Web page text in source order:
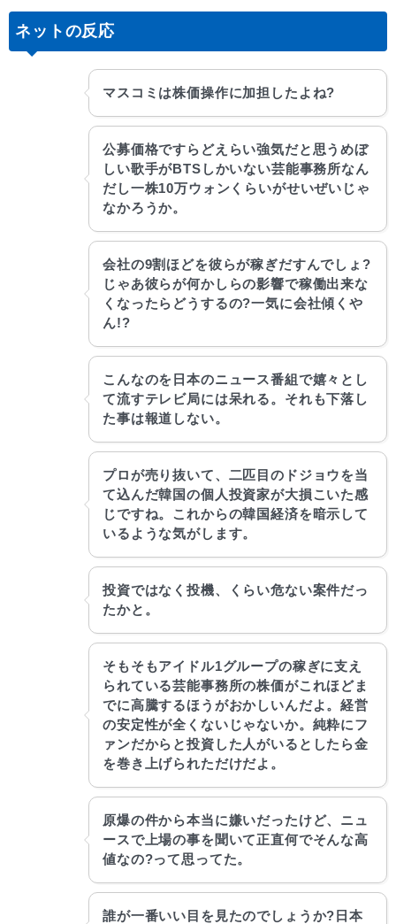
ネットの反応
マスコミは株価操作に加担したよね?
公募価格ですらどえらい強気だと思うめぼ
しい歌手がBTSしかいない芸能事務所なん
だし一株10万ウォンくらいがせいぜいじゃ
なかろうか。
会社の9割ほどを彼らが稼ぎだすんでしょ?
じゃあ彼らが何かしらの影響で稼働出来な
くなったらどうするの?一気に会社傾くや
ん!?
こんなのを日本のニュース番組で嬉々とし
て流すテレビ局には呆れる。それも下落し
た事は報道しない。
プロが売り抜いて、二匹目のドジョウを当
て込んだ韓国の個人投資家が大損こいた感
じですね。これからの韓国経済を暗示して
いるような気がします。
投資ではなく投機、くらい危ない案件だっ
たかと。
そもそもアイドル1グループの稼ぎに支え
られている芸能事務所の株価がこれほどま
でに高騰するほうがおかしいんだよ。経営
の安定性が全くないじゃないか。純粋にフ
ァンだからと投資した人がいるとしたら金
を巻き上げられただけだよ。
原爆の件から本当に嫌いだったけど、ニュ
ースで上場の事を聞いて正直何でそんな高
値なの?って思ってた。
誰が一番いい目を見たのでしょうか?日本